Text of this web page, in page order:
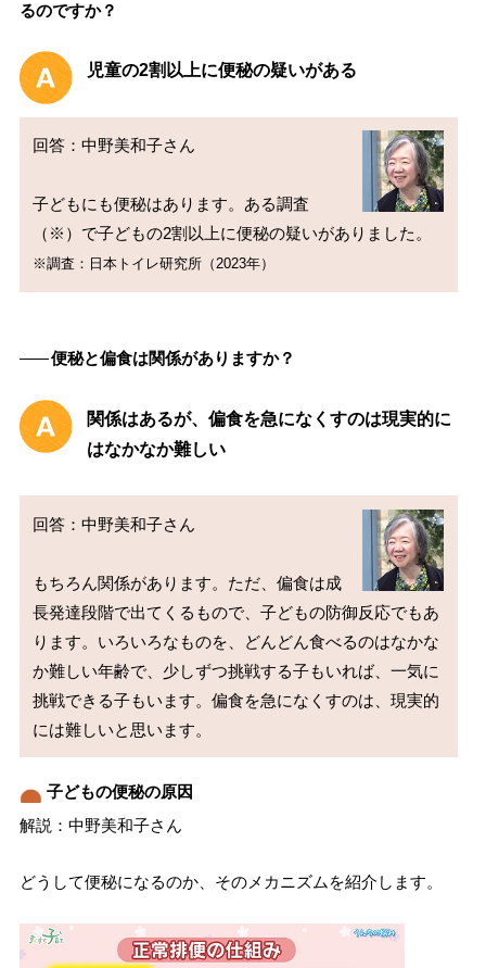
るのですか？
児童の2割以上に便秘の疑いがある
回答：中野美和子さん
子どもにも便秘はあります。ある調査
※調査：日本トイレ研究所（2023年）
――便秘と偏食は関係がありますか？
関係はあるが、偏食を急になくすのは現実的に
はなかなか難しい
回答：中野美和子さん
もちろん関係があります。ただ、偏食は成
長発達段階で出てくるもので、子どもの防御反応でもあ
ります。いろいろなものを、どんどん食べるのはなかな
か難しい年齢で、少しずつ挑戦する子もいれば、一気に
挑戦できる子もいます。偏食を急になくすのは、現実的
子どもの便秘の原因
解説：中野美和子さん
どうして便秘になるのか、そのメカニズムを紹介します。